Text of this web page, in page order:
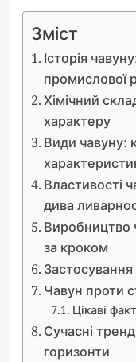
Зміст
Історія
промислової
Хімічний
характеру
Види чавуну:
Властивості
дива
Виробництво
за кроком
Застосування
Чавун проти
Цікаві
Сучасні
горизонти